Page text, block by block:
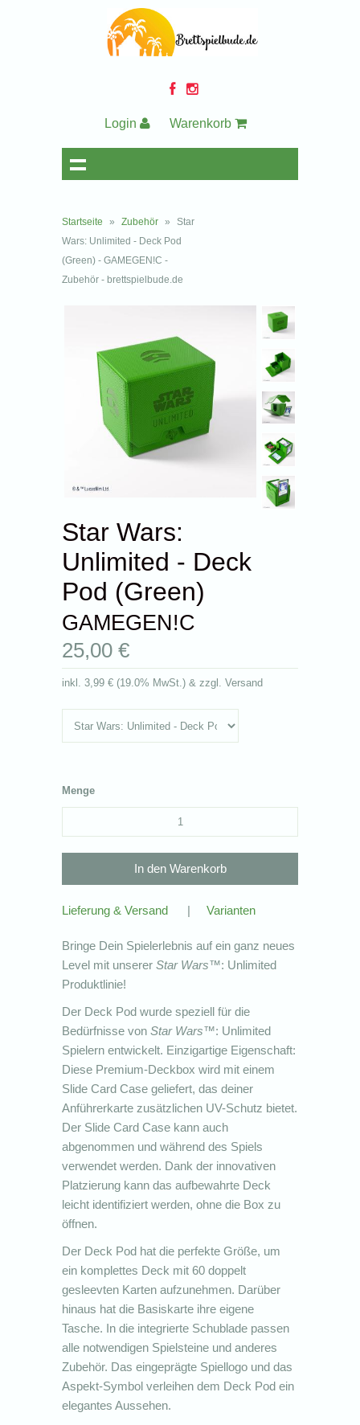
Login Warenkorb
Startseite » Zubehör »
Star
Wars: Unlimited - Deck Pod
(Green) - GAMEGEN!C -
Zubehör - brettspielbude.de
Star Wars:
Unlimited - Deck
Pod (Green)
GAMEGEN!C
25,00 €
inkl.3,99 € (19.0% MwSt.) & zzgl. Versand
Menge
Lieferung & Versand | Varianten
Bringe Dein Spielerlebnis auf ein ganz neues
Level mit unsererStar Wars™: Unlimited
Produktlinie!
Der Deck Pod wurde speziell für die
Bedürfnisse vonStar Wars™: Unlimited
Spielern entwickelt. Einzigartige Eigenschaft:
Diese Premium-Deckbox wird mit einem
Slide Card Case geliefert, das deiner
Anführerkarte zusätzlichen UV-Schutz bietet.
Der Slide Card Case kann auch
abgenommen und während des Spiels
verwendet werden. Dank der innovativen
Platzierung kann das aufbewahrte Deck
leicht identifiziert werden, ohne die Box zu
öffnen.
Der Deck Pod hat die perfekte Größe, um
ein komplettes Deck mit 60 doppelt
gesleevten Karten aufzunehmen. Darüber
hinaus hat die Basiskarte ihre eigene
Tasche. In die integrierte Schublade passen
alle notwendigen Spielsteine und anderes
Zubehör. Das eingeprägte Spiellogo und das
Aspekt-Symbol verleihen dem Deck Pod ein
elegantes Aussehen.